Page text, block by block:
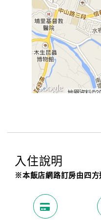
入住說明
※本飯店網路訂房由四方